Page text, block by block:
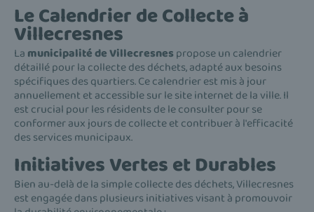
Le Calendrier de Collecte à
Villecresnes
La municipalité de Villecresnes propose un calendrier
détaillé pour la collecte des déchets, adapté aux besoins
spécifiques des quartiers. Ce calendrier est mis à jour
annuellement et accessible sur le site internet de la ville. Il
est crucial pour les résidents de le consulter pour se
conformer aux jours de collecte et contribuer à l'efficacité
des services municipaux.
Initiatives Vertes et Durables
Bien au-delà de la simple collecte des déchets, Villecresnes
est engagée dans plusieurs initiatives visant à promouvoir